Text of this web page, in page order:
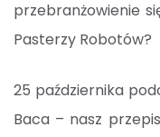
przebranżowienie
Pasterzy Robotów?
25 października
Baca – nasz